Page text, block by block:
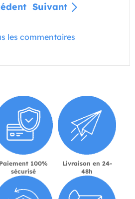
Suivant
les commentaires
Paiement 100%
sécurisé
Livraison en 24-
48h